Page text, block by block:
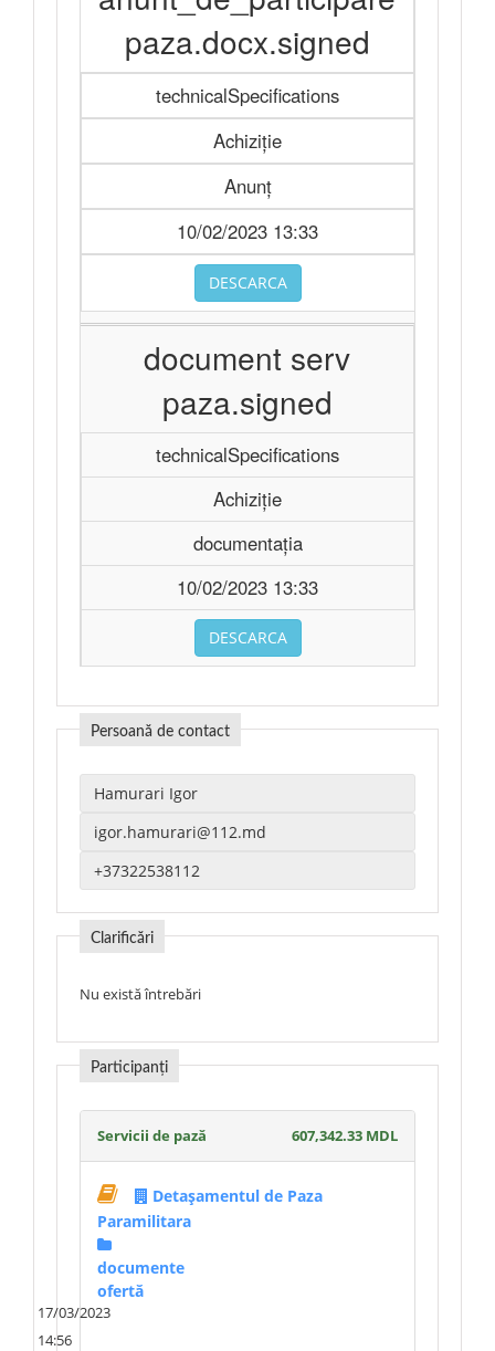
paza.docx.signed
technicalSpecifications
Achiziție
Anunț
10/02/2023 13:33
DESCARCA
document serv
paza.signed
technicalSpecifications
Achiziție
documentația
10/02/2023 13:33
DESCARCA
Persoană de contact
Clarificări
Nu există întrebări
Participanți
Servicii de pază 607,342.33 MDL
Detașamentul de Paza
Paramilitara
documente
ofertă
17/03/2023
14:56